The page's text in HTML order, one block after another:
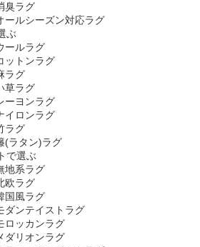
臭ラグ
ールシーズン対応ラグ
ぶ
ールラグ
ットンラグ
ラグ
草ラグ
ーヨンラグ
イロンラグ
ラグ
(ラタン)ラグ
で選ぶ
地系ラグ
欧ラグ
国風ラグ
ダンテイストラグ
ロッカンラグ
ダリオンラグ